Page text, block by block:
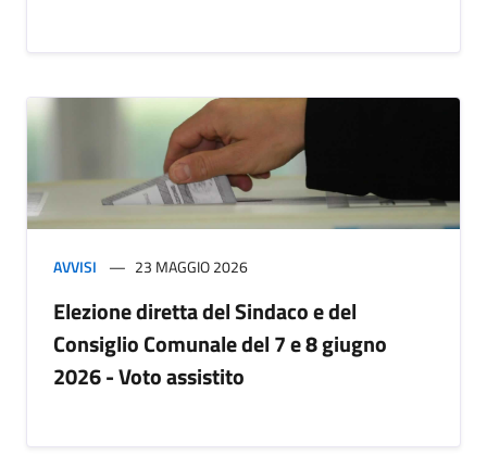
AVVISI 23 MAGGIO 2026
Elezione diretta del Sindaco e del
Consiglio Comunale del 7 e 8 giugno
2026 - Voto assistito